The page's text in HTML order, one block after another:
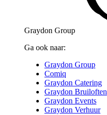
Graydon Group
Ga ook naar:
Graydon Group
Comiq
Graydon Catering
Graydon Bruiloften
Graydon Events
Graydon Verhuur